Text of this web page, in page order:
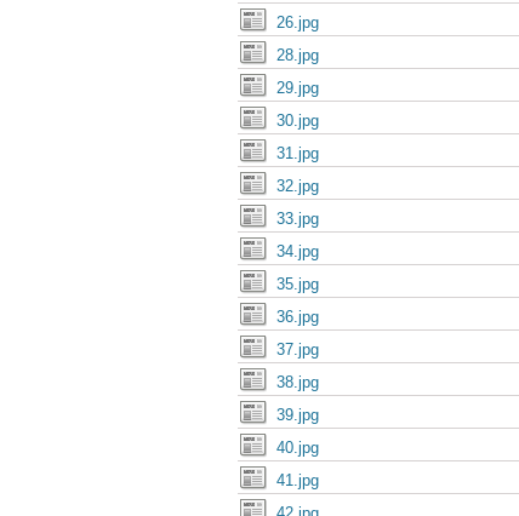
26.jpg
28.jpg
29.jpg
30.jpg
31.jpg
32.jpg
33.jpg
34.jpg
35.jpg
36.jpg
37.jpg
38.jpg
39.jpg
40.jpg
41.jpg